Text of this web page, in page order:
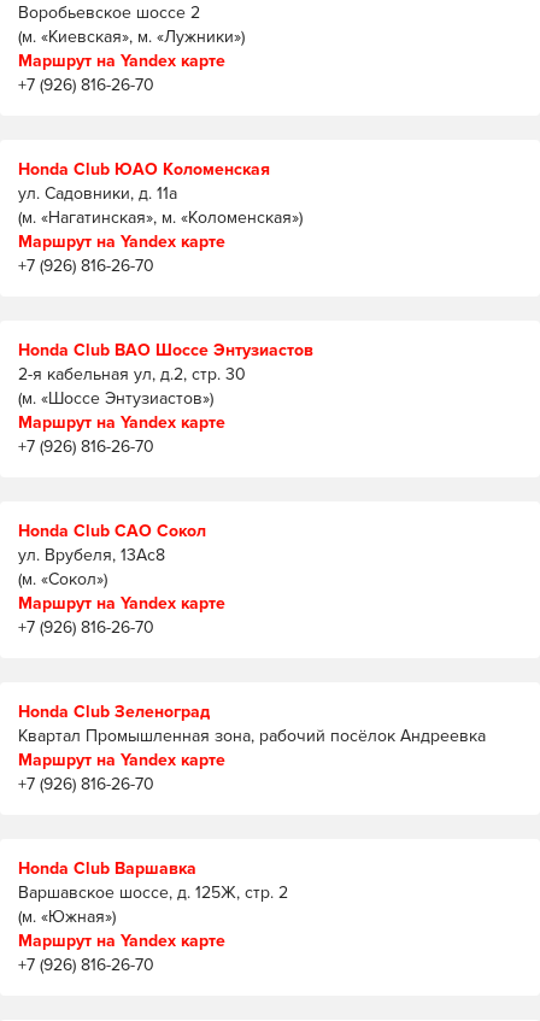
Воробьевское шоссе 2
(м. «Киевская», м. «Лужники»)
Маршрут на Yandex карте
+7 (926) 816-26-70
Honda Club ЮАО Коломенская
ул. Садовники, д. 11а
(м. «Нагатинская», м. «Коломенская»)
Маршрут на Yandex карте
+7 (926) 816-26-70
Honda Club ВАО Шоссе Энтузиастов
2-я кабельная ул, д.2, стр. 30
(м. «Шоссе Энтузиастов»)
Маршрут на Yandex карте
+7 (926) 816-26-70
Honda Club САО Сокол
ул. Врубеля, 13Ас8
(м. «Сокол»)
Маршрут на Yandex карте
+7 (926) 816-26-70
Honda Club Зеленоград
Квартал Промышленная зона, рабочий посёлок Андреевка
Маршрут на Yandex карте
+7 (926) 816-26-70
Honda Club Варшавка
Варшавское шоссе, д. 125Ж, стр. 2
(м. «Южная»)
Маршрут на Yandex карте
+7 (926) 816-26-70